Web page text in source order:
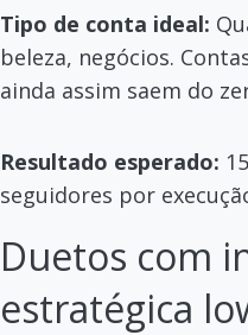
Tipo de conta ideal:
beleza, negócios.
ainda assim saem do
Resultado esperado:
seguidores por
Duetos com
estratégica